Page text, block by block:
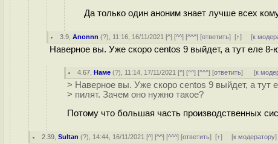
Да только один аноним знает лучше всех
3.9 ,Anonnn (?), 11:16, 16/11/2021 [^] [^^] [^^^] [ответить][↑] [к
Наверное вы. Уже скоро centos 9 выйдет, а тут еле 8-
4.67 ,Наме (?), 11:14, 17/11/2021 [^] [^^] [^^^] [ответить] [к
> Наверное вы. Уже скоро centos 9 выйдет, а тут
> пилят. Зачем оно нужно такое?
Потому что большая часть производственных
2.39 ,Sultan (?), 14:44, 16/11/2021 [^] [^^] [^^^] [ответить][↑] [к модератору]